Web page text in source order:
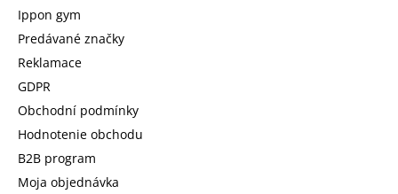
Ippon gym
Predávané značky
Reklamace
GDPR
Obchodní podmínky
Hodnotenie obchodu
B2B program
Moja objednávka